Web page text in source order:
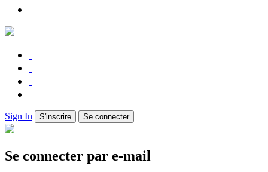
Sign In S'inscrire Se connecter
Se connecter par e-mail